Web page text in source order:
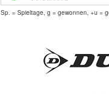
Sp. = Spieltage, g = gewonnen, +u =